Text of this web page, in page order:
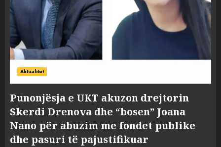
Aktualitet
Punonjësja e UKT akuzon drejtorin
Skerdi Drenova dhe “bosen” Joana
Nano për abuzim me fondet publike
dhe pasuri të pajustifikuar